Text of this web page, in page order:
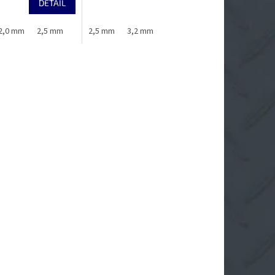
DETAIL
mm 2,5 mm 3,2 mm 4,0 mm
2,5 mm 3,2 mm